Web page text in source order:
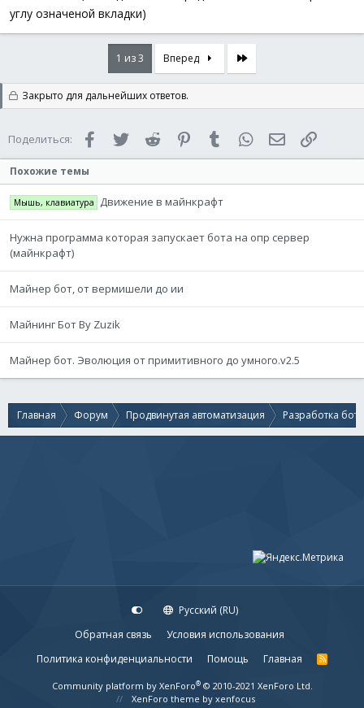
углу означеной вкладки)
1 из 3 Вперед Последняя
Закрыто для дальнейших ответов.
Поделиться: FacebookTwitter Reddit PinterestTumblr WhatsAppЭлектронная
Похожие темы
Мышь, клавиатура Движение в майнкрафт
Нужна программа которая запускает бота на опр сервер
(майнкрафт)
Майнер бот, от вермишели до ии
Майнинг Бот By Zuzik
Майнер бот. Эволюция от примитивного до умного.v2.5
Главная Форум Продвинутая автоматизация Разработка
Русский (RU)
Обратная связь
Условия использования
Политика конфиденциальности
Помощь Главная
R
S
Community platform by XenForo® © 2010-2021 XenForo Ltd.
XenForo theme by xenfocus